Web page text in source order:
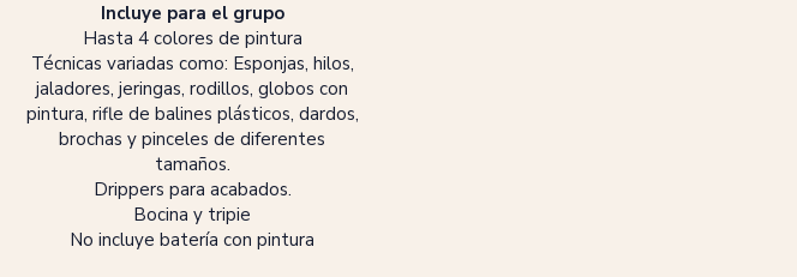
Incluye para el grupo
Hasta 4 colores de pintura
Técnicas variadas como: Esponjas, hilos,
jaladores, jeringas, rodillos​, globos con
pintura, rifle de balines plásticos, dardos,
brochas y pinceles de diferentes
tamaños.
Drippers para acabados.
Bocina y tripie​
No incluye batería ​ con pintura